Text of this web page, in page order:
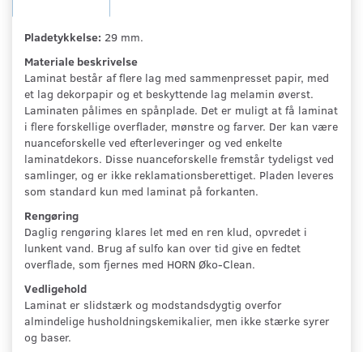
Pladetykkelse: 29 mm.
Materiale beskrivelse
Laminat består af flere lag med sammenpresset papir, med
et lag dekorpapir og et beskyttende lag melamin øverst.
Laminaten pålimes en spånplade. Det er muligt at få laminat
i flere forskellige overflader, mønstre og farver. Der kan være
nuanceforskelle ved efterleveringer og ved enkelte
laminatdekors. Disse nuanceforskelle fremstår tydeligst ved
samlinger, og er ikke reklamationsberettiget. Pladen leveres
som standard kun med laminat på forkanten.
Rengøring
Daglig rengøring klares let med en ren klud, opvredet i
lunkent vand. Brug af sulfo kan over tid give en fedtet
overflade, som fjernes med HORN Øko-Clean.
Vedligehold
Laminat er slidstærk og modstandsdygtig overfor
almindelige husholdningskemikalier, men ikke stærke syrer
og baser.